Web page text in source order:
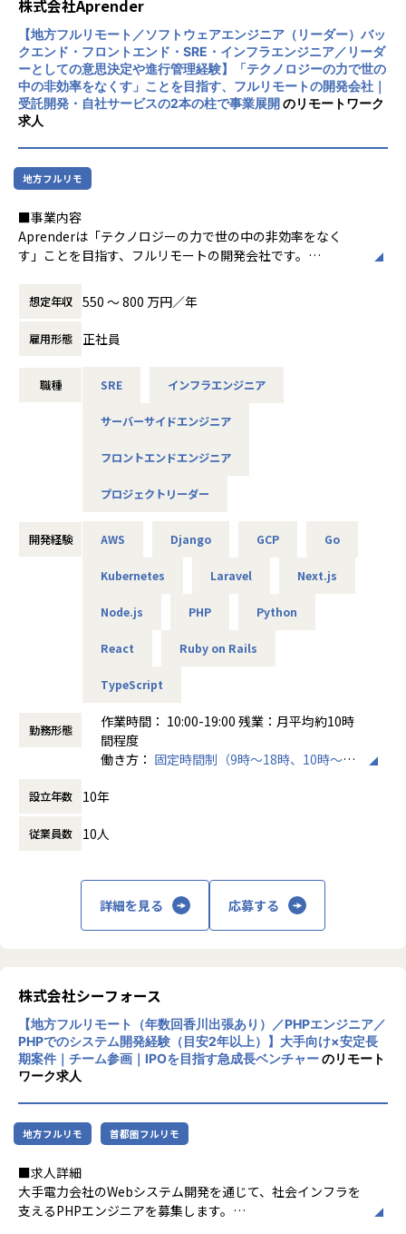
※案件はすべてフルリモートで進行します。クライアント先
への常駐や転勤等はございません。
【チーム体制】
・育成・評価・1on1などを行う「所属チーム」と、案件ごと
の「プロジェクトチーム」があります。
・「所属チーム」においては、メンバーの育成・評価・1on
1等のマネジメント業務を行っていただきます。
・「プロジェクトチーム」には、複数のプロジェクトに対し
て技術的な観点から横断的に支援する形で関わっていただき
けるプロジェクトリーダーが担当します）。
【プロジェクトの進め方】
・受託開発案件：クライアントへの要件ヒアリング → 技術
化 → 2週間単位のマイルストーン設定 → プロジェクトチー
ムで分担しながらタスク実行
プランニング内容のタスク化 → デイリースタンドアップ →
【プロジェクトにおけるコミュニケーション】
・朝会・昼会（デイリー）：持ちタスクの状況・課題・完了
予定・次のタスクを共有
・Slack：随時困りごとの相談や手が空いた際の声かけなど
を連絡し合っています
・Discord / Slackハドル：議論が必要な内容、補足が必要な
ミュニケーションをとりながら進めます
【その他のコミュニケーション】
オフィスへの出社がなく、全社員が全国各地の自宅から勤務
なコミュニケーションの機会を設けています。
ポートや、業務やキャリアなどの幅広い相談が可能です。
・社員同士の1on1：お互いの人となりを知り、業務を円滑に
回せるよう雑談をメインに実施しています。全員が一巡でき
なLTや、雑談ネタを話す会を開催しています。
・社員総会：年に1度、全員がオフラインで集まる場を設け
ています。
■入社後のリアル
【困ったときのアラートを歓迎】
フルリモートのため、常にお互いの状況を把握しきれないこ
ともあります。だからこそ、分からないこと・困っているこ
を歓迎しています。
【仕組みや制度は発展途上】
株式会社Aprender
【地方フルリモート／ソフトウェアエンジニア（リーダー）バッ
クエンド・フロントエンド・SRE・インフラエンジニア／リーダ
ーとしての意思決定や進行管理経験】「テクノロジーの力で世の
中の非効率をなくす」ことを目指す、フルリモートの開発会社｜
受託開発・自社サービスの2本の柱で事業展開のリモートワーク
求人
地方フルリモ
■事業内容
Aprenderは「テクノロジーの力で世の中の非効率をなく
す」ことを目指す、フルリモートの開発会社です。
・受託開発：フロントエンド・バックエンド・インフラを横
断したソフトウェア開発・クラウド構築
・自社サービス「Magentia」：AIとの会話によってフォー
ムを自動生成し、集計・分析から業務の自動化までを実現す
AI Agentを活用した開発を標準に据え、少人数・スピード感
これまで少しずつ開発メンバーを増やしてきましたが、エン
ような立場でプロジェクトをリードできる方や、ゆくゆくは
要性が高まっています。そこで今回、こうした役割を担って
■ポジションの役割
加えて、案件リーダー／プロジェクトリーダーとして、顧客
折衝・要件整理・進捗管理・意思決定を通じてプロジェクト
を牽引し、メンバーを巻き込みながらチームで成果を出して
いただくことを期待します。
将来的に、エンジニアリングマネージャーを目指すことも可
能です。
【主な業務】
・アジャイルでのチーム開発（デイリースタンドアップ・プ
定
・自社サービスにおける設計・実装・コードレビュー・テス
ト・運用
・プロジェクトのマイルストーン管理・タスク整理
・設計判断・調査結果・ADR等のドキュメント整備
領域を跨いでフルスタックに動いていただくことも可能で
す。
※案件はすべてフルリモートで進行します。クライアント先
への常駐や転勤等はございません。
想定年収 550 〜 800 万円／年
雇用形態 正社員
職種 SRE インフラエンジニア
サーバーサイドエンジニア
フロントエンドエンジニア
プロジェクトリーダー
開発経験 AWS Django GCP Go
Kubernetes Laravel Next.js
Node.js PHP Python
React Ruby on Rails
TypeScript
勤務形態
作業時間： 10:00-19:00 残業：月平均約10時
間程度
働き方： 固定時間制（9時～18時、10時～19
時間外労働の有無： 有（月平均10時間）
設立年数 10年
従業員数 10人
詳細を見る 応募する
株式会社シーフォース
【地方フルリモート（年数回香川出張あり）／PHPエンジニア／
PHPでのシステム開発経験（目安2年以上）】大手向け×安定長
期案件｜チーム参画｜IPOを目指す急成長ベンチャーのリモート
ワーク求人
地方フルリモ 首都圏フルリモ
■求人詳細
大手電力会社のWebシステム開発を通じて、社会インフラを
支えるPHPエンジニアを募集します。